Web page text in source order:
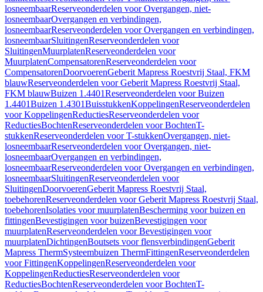
losneembaarReserveonderdelen voor Overgangen, niet-
losneembaarOvergangen en verbindingen,
losneembaarReserveonderdelen voor Overgangen en verbindingen,
losneembaarSluitingenReserveonderdelen voor
SluitingenMuurplatenReserveonderdelen voor
MuurplatenCompensatorenReserveonderdelen voor
CompensatorenDoorvoerenGeberit Mapress Roestvrij Staal, FKM
blauwReserveonderdelen voor Geberit Mapress Roestvrij Staal,
FKM blauwBuizen 1.4401Reserveonderdelen voor Buizen
1.4401Buizen 1.4301BuisstukkenKoppelingenReserveonderdelen
voor KoppelingenReductiesReserveonderdelen voor
ReductiesBochtenReserveonderdelen voor BochtenT-
stukkenReserveonderdelen voor T-stukkenOvergangen, niet-
losneembaarReserveonderdelen voor Overgangen, niet-
losneembaarOvergangen en verbindingen,
losneembaarReserveonderdelen voor Overgangen en verbindingen,
losneembaarSluitingenReserveonderdelen voor
SluitingenDoorvoerenGeberit Mapress Roestvrij Staal,
toebehorenReserveonderdelen voor Geberit Mapress Roestvrij Staal,
toebehorenIsolaties voor muurplatenBescherming voor buizen en
fittingenBevestigingen voor buizenBevestigingen voor
muurplatenReserveonderdelen voor Bevestigingen voor
muurplatenDichtingenBoutsets voor flensverbindingenGeberit
Mapress ThermSysteembuizen ThermFittingenReserveonderdelen
voor FittingenKoppelingenReserveonderdelen voor
KoppelingenReductiesReserveonderdelen voor
ReductiesBochtenReserveonderdelen voor BochtenT-